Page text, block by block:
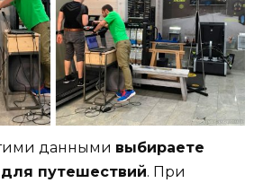
данными выбираете
путешествий. При